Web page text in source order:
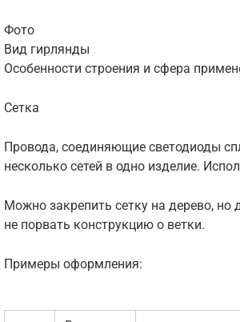
Фото
Вид гирлянды
Особенности строения и сфера
Сетка
Провода, соединяющие светодиоды
несколько сетей в одно изделие.
Можно закрепить сетку на дерево, но
не порвать конструкцию о ветки.
Примеры оформления: